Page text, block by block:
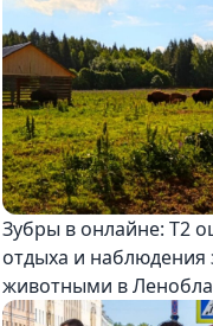
Зубры в онлайне: Т2
отдыха и наблюдения
животными в